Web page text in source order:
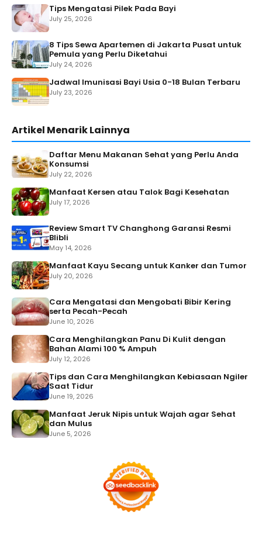
Tips Mengatasi Pilek Pada Bayi
July 25, 2026
8 Tips Sewa Apartemen di Jakarta Pusat untuk
Pemula yang Perlu Diketahui
July 24, 2026
Jadwal Imunisasi Bayi Usia 0-18 Bulan Terbaru
July 23, 2026
Artikel Menarik Lainnya
Daftar Menu Makanan Sehat yang Perlu Anda
Konsumsi
July 22, 2026
Manfaat Kersen atau Talok Bagi Kesehatan
July 17, 2026
Review Smart TV Changhong Garansi Resmi
Blibli
May 14, 2026
Manfaat Kayu Secang untuk Kanker dan Tumor
July 20, 2026
Cara Mengatasi dan Mengobati Bibir Kering
serta Pecah-Pecah
June 10, 2026
Cara Menghilangkan Panu Di Kulit dengan
Bahan Alami 100 % Ampuh
July 12, 2026
Tips dan Cara Menghilangkan Kebiasaan Ngiler
Saat Tidur
June 19, 2026
Manfaat Jeruk Nipis untuk Wajah agar Sehat
dan Mulus
June 5, 2026